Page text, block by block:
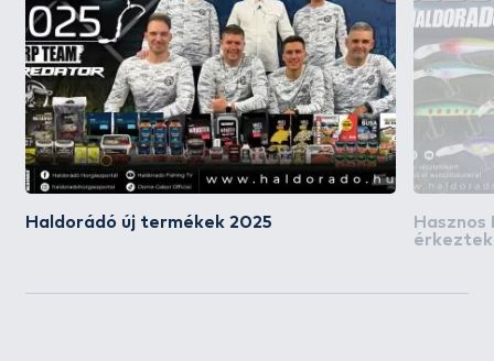
Haldorádó új termékek 2025
érkeztek